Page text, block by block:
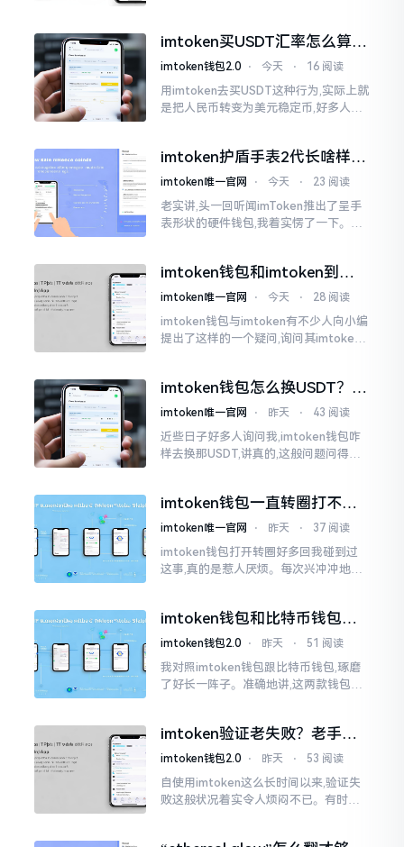
热锅上的蚂蚁,慌乱无措。
imtoken买USDT汇率怎么算？
几点买最划算
imtoken钱包2.0 ⋅ 今天 ⋅ 16 阅读
用imtoken去买USDT这种行为,实际上就
是把人民币转变为美元稳定币,好多人在
低的状况
imtoken护盾手表2代长啥样？
真实上手体验分享
imtoken唯一官网 ⋅ 今天 ⋅ 23 阅读
老实讲,头一回听闻imToken推出了呈手
表形状的硬件钱包,我着实愣了一下。在c
imtoken钱包和imtoken到底
是不是一回事？看完就懂了
imtoken唯一官网 ⋅ 今天 ⋅ 28 阅读
imtoken钱包与imtoken有不少人向小编
提出了这样的一个疑问,询问其imtoken
同一个物品
imtoken钱包怎么换USDT？这
几种方法你得知道
imtoken唯一官网 ⋅ 昨天 ⋅ 43 阅读
近些日子好多人询问我,imtoken钱包咋
样去换那USDT,讲真的,这般问题问得很
imtoken钱包一直转圈打不开
解决办法分享
imtoken唯一官网 ⋅ 昨天 ⋅ 37 阅读
imtoken钱包打开转圈好多回我碰到过
这事,真的是惹人厌烦。每次兴冲冲地开
大家说法不尽相同
imtoken钱包和比特币钱包，
谁更安全？老玩家来聊聊
imtoken钱包2.0 ⋅ 昨天 ⋅ 51 阅读
我对照imtoken钱包跟比特币钱包,琢磨
了好长一阵子。准确地讲,这两款钱包我
挺美观
imtoken验证老失败？老手教
你几招搞定
imtoken钱包2.0 ⋅ 昨天 ⋅ 53 阅读
自使用imtoken这么长时间以来,验证失
败这般状况着实令人烦闷不已。有时急